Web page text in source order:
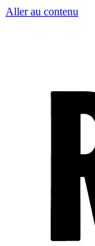
Aller au contenu